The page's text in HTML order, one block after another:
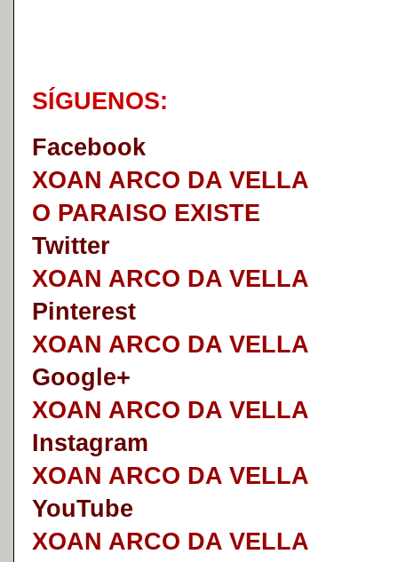
SÍGUENOS:
Facebook
XOAN ARCO DA VELLA
O PARAISO EXISTE
Twitter
XOAN ARCO DA VELLA
Pinterest
XOAN ARCO DA VELLA
Google+
XOAN ARCO DA VELLA
Instagram
XOAN ARCO DA VELLA
YouTube
XOAN ARCO DA VELLA